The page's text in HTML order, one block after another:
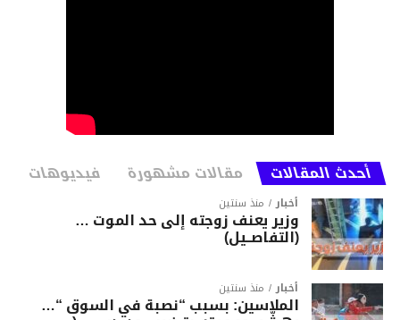
أحدث المقالات مقالات مشهورة فيديوهات
أخبار منذ سنتين
وزير يعنف زوجته إلى حد الموت …
(التفاصــيل)
أخبار منذ سنتين
الملاسين: بسبب “نصبة في السوق “…